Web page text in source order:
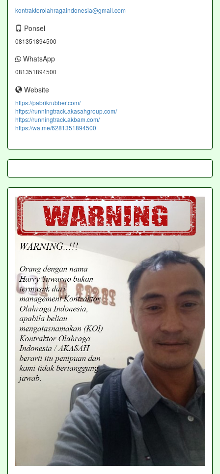
kontraktorolahragaindonesia@gmail.com
Ponsel
081351894500
WhatsApp
081351894500
Website
https://pabrikrubber.com/
https://runningtrack.akasahgroup.com/
https://runningtrack.akbam.com/
https://wa.me/6281351894500